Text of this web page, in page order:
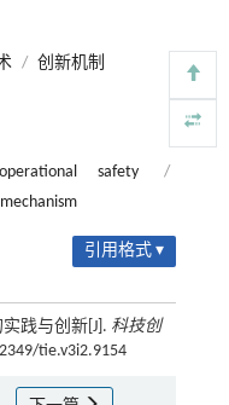
/ 创新机制
operational safety
/
引用格式 ▾
践与创新[J]. 科技创
tie.v3i2.9154